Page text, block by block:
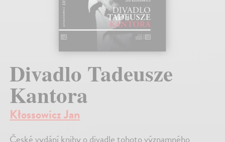
Divadlo Tadeusze
Kantora
Kłossowicz Jan
České vydání knihy o divadle tohoto významného